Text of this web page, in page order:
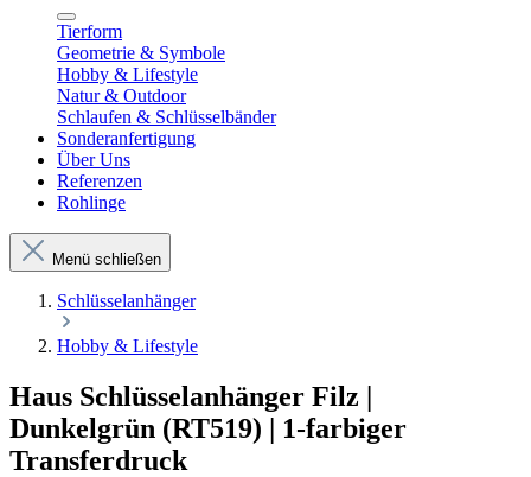
Tierform
Geometrie & Symbole
Hobby & Lifestyle
Natur & Outdoor
Schlaufen & Schlüsselbänder
Sonderanfertigung
Über Uns
Referenzen
Rohlinge
Menü schließen
Schlüsselanhänger
Hobby & Lifestyle
Haus Schlüsselanhänger Filz |
Dunkelgrün (RT519) | 1-farbiger
Transferdruck